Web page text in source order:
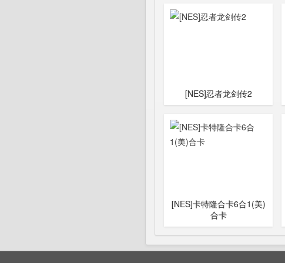
[NES]忍者龙剑传2
[NES]卡特隆合卡6合1(美)
合卡